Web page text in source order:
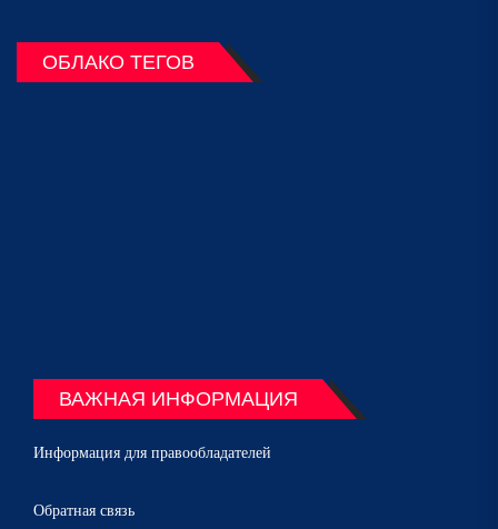
ОБЛАКО ТЕГОВ
ВАЖНАЯ ИНФОРМАЦИЯ
Информация для правообладателей
Обратная связь